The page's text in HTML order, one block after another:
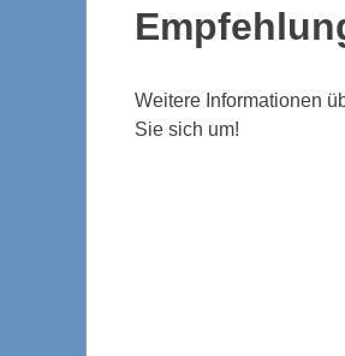
Weitere Informationen
Sie sich um!